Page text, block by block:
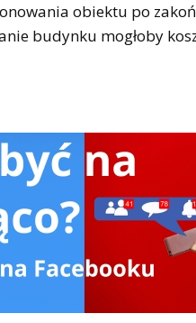
obiektu po
budynku mogłoby